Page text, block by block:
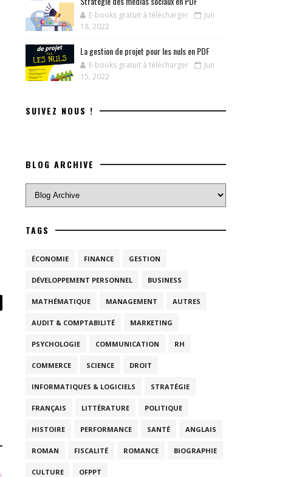
E-books gratuit à télécharger
Jun
18, 2022
La gestion de projet pour les nuls en PDF
E-books gratuit à télécharger
Jun
15, 2022
SUIVEZ NOUS !
BLOG ARCHIVE
TAGS
ÉCONOMIE FINANCE GESTION
DÉVELOPPEMENT PERSONNEL BUSINESS
MATHÉMATIQUE MANAGEMENT AUTRES
AUDIT & COMPTABILITÉ MARKETING
PSYCHOLOGIE COMMUNICATION RH
COMMERCE SCIENCE DROIT
INFORMATIQUES & LOGICIELS STRATÉGIE
FRANÇAIS LITTÉRATURE POLITIQUE
HISTOIRE PERFORMANCE SANTÉ ANGLAIS
ROMAN FISCALITÉ ROMANCE BIOGRAPHIE
CULTURE OFPPT